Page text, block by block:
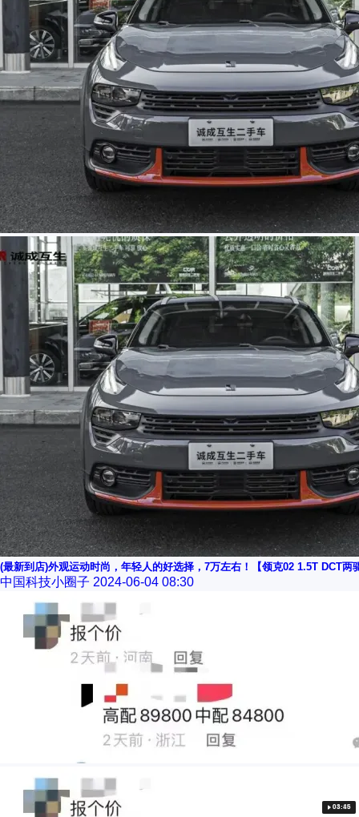
04:27
04:10
03:45
(最新到店)外观运动时尚，年轻人的好选择，7万左右！【领克02 1.5T DCT两
中国科技小圈子 2024-06-04 08:30